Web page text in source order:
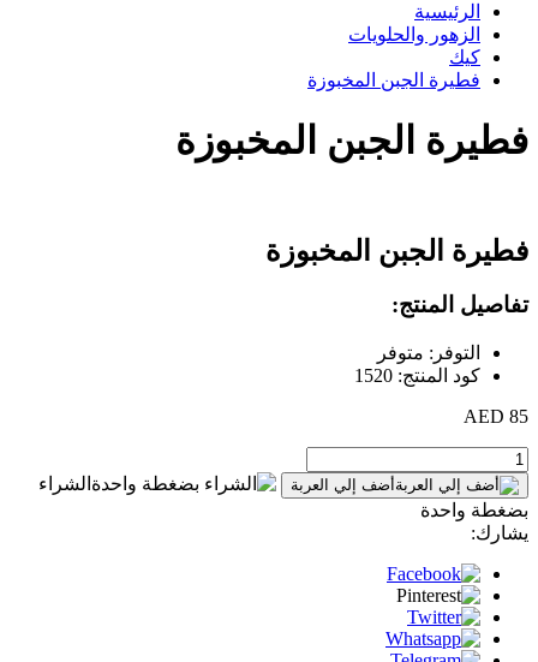
الرئيسية
الزهور والحلويات
كيك
فطيرة الجبن المخبوزة
فطيرة الجبن المخبوزة
فطيرة الجبن المخبوزة
تفاصيل المنتج:
التوفر: متوفر
كود المنتج: 1520
85 AED
أضف إلي العربة
الشراء
بضغطة واحدة
يشارك: